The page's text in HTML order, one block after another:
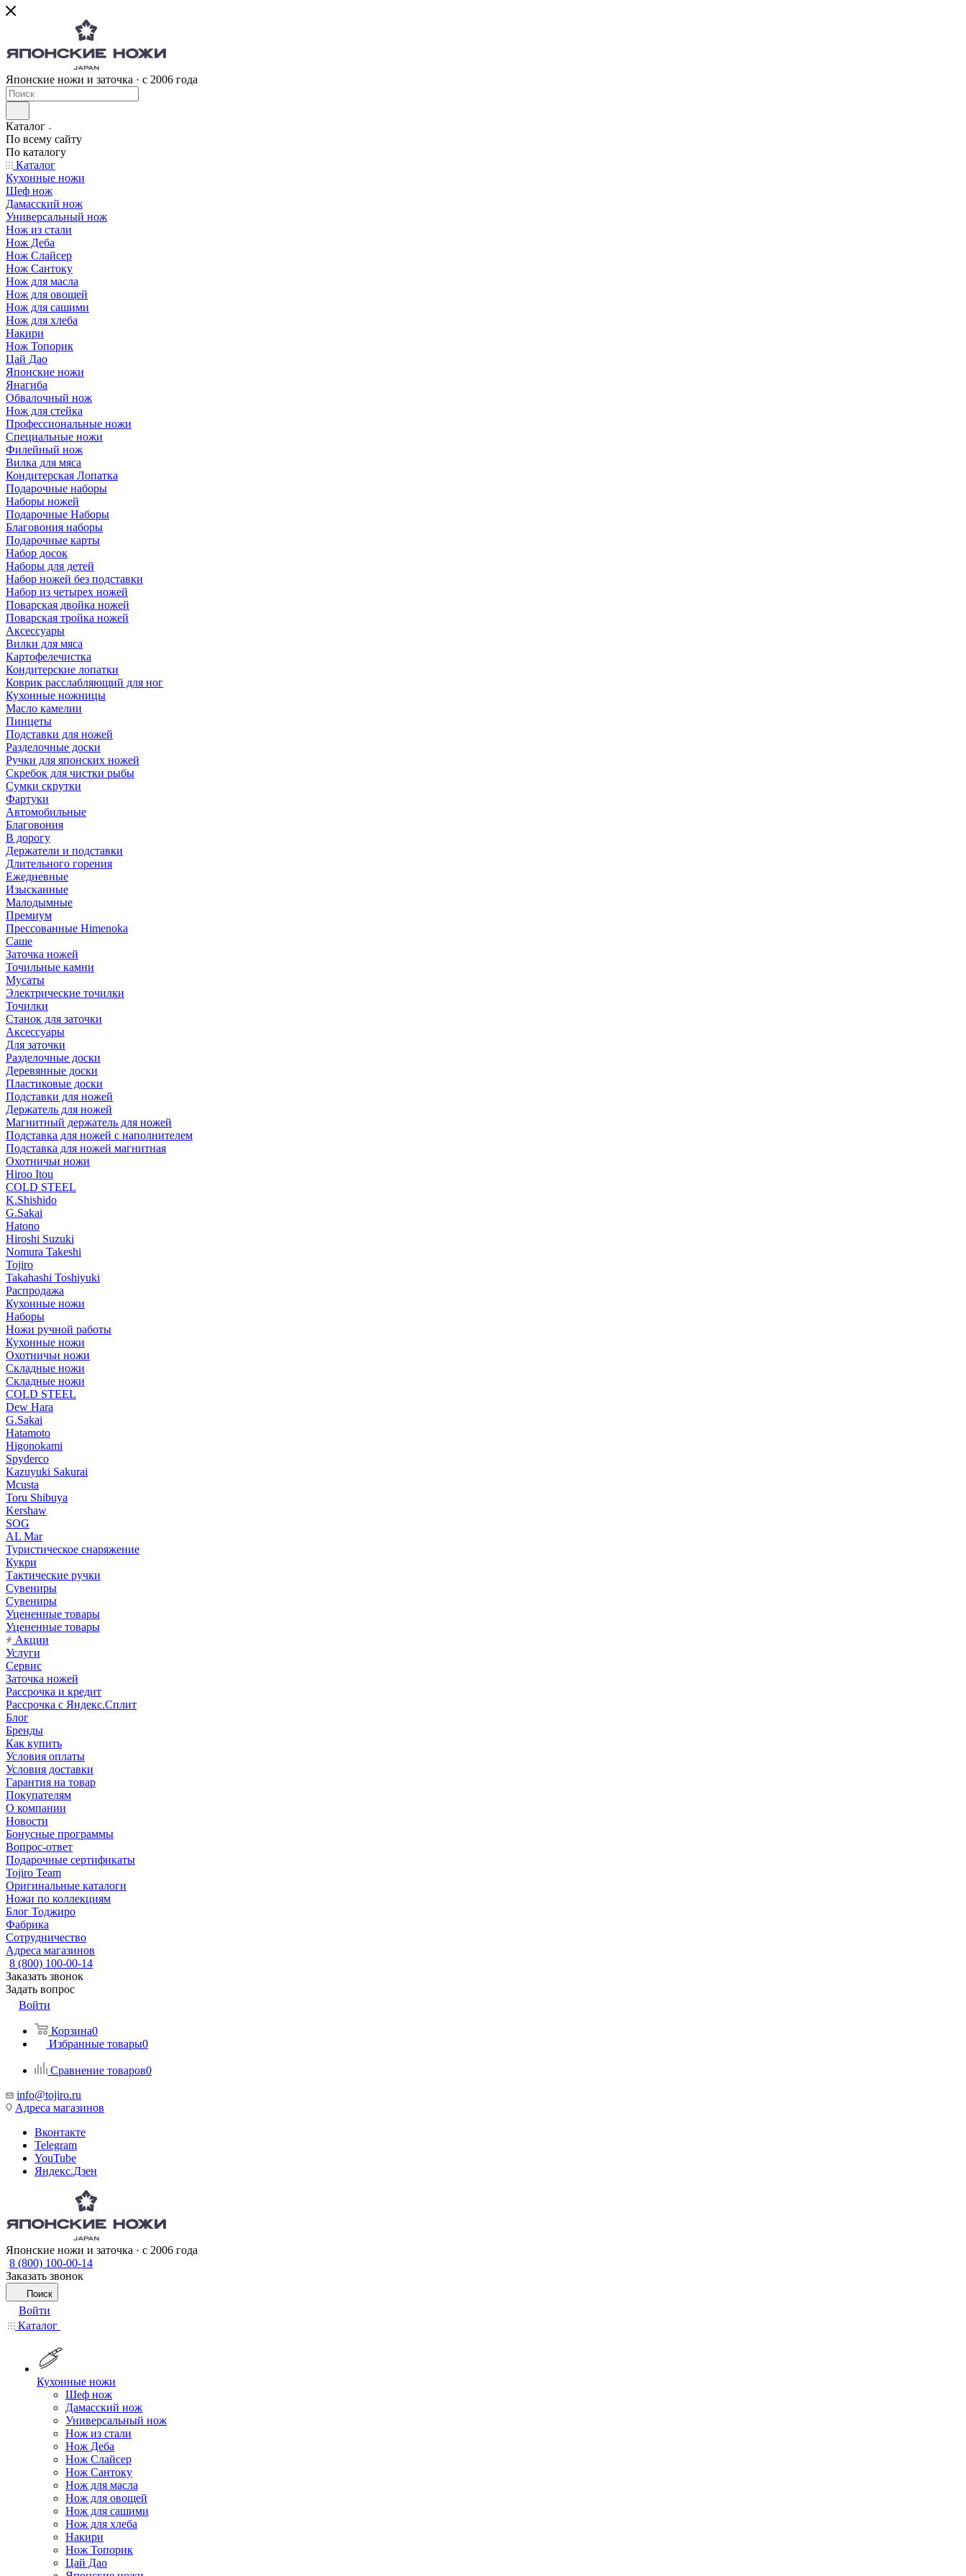
Японские ножи и заточка · с 2006 года
Каталог
По всему сайту
По каталогу
Каталог
Кухонные ножи
Шеф нож
Дамасский нож
Универсальный нож
Нож из стали
Нож Деба
Нож Слайсер
Нож Сантоку
Нож для масла
Нож для овощей
Нож для сашими
Нож для хлеба
Накири
Нож Топорик
Цай Дао
Японские ножи
Янагиба
Обвалочный нож
Нож для стейка
Профессиональные ножи
Специальные ножи
Филейный нож
Вилка для мяса
Кондитерская Лопатка
Подарочные наборы
Наборы ножей
Подарочные Наборы
Благовония наборы
Подарочные карты
Набор досок
Наборы для детей
Набор ножей без подставки
Набор из четырех ножей
Поварская двойка ножей
Поварская тройка ножей
Аксессуары
Вилки для мяса
Картофелечистка
Кондитерские лопатки
Коврик расслабляющий для ног
Кухонные ножницы
Масло камелии
Пинцеты
Подставки для ножей
Разделочные доски
Ручки для японских ножей
Скребок для чистки рыбы
Сумки скрутки
Фартуки
Автомобильные
Благовония
В дорогу
Держатели и подставки
Длительного горения
Ежедневные
Изысканные
Малодымные
Премиум
Прессованные Himenoka
Саше
Заточка ножей
Точильные камни
Мусаты
Электрические точилки
Точилки
Станок для заточки
Аксессуары
Для заточки
Разделочные доски
Деревянные доски
Пластиковые доски
Подставки для ножей
Держатель для ножей
Магнитный держатель для ножей
Подставка для ножей с наполнителем
Подставка для ножей магнитная
Охотничьи ножи
Hiroo Itou
COLD STEEL
K.Shishido
G.Sakai
Hatono
Hiroshi Suzuki
Nomura Takeshi
Tojiro
Takahashi Toshiyuki
Распродажа
Кухонные ножи
Наборы
Ножи ручной работы
Кухонные ножи
Охотничьи ножи
Складные ножи
Складные ножи
COLD STEEL
Dew Hara
G.Sakai
Hatamoto
Higonokami
Spyderco
Kazuyuki Sakurai
Mcusta
Toru Shibuya
Kershaw
SOG
AL Mar
Туристическое снаряжение
Кукри
Тактические ручки
Сувениры
Сувениры
Уцененные товары
Уцененные товары
Акции
Услуги
Сервис
Заточка ножей
Рассрочка и кредит
Рассрочка с Яндекс.Сплит
Блог
Бренды
Как купить
Условия оплаты
Условия доставки
Гарантия на товар
Покупателям
О компании
Новости
Бонусные программы
Вопрос-ответ
Подарочные сертификаты
Tojiro Team
Оригинальные каталоги
Ножи по коллекциям
Блог Тоджиро
Фабрика
Сотрудничество
Адреса магазинов
8 (800) 100-00-14
Заказать звонок
Задать вопрос
Войти
Корзина0
Избранные товары0
Сравнение товаров0
info@tojiro.ru
Адреса магазинов
Вконтакте
Telegram
YouTube
Яндекс.Дзен
Японские ножи и заточка · с 2006 года
8 (800) 100-00-14
Заказать звонок
Поиск
Войти
Каталог
Кухонные ножи
Шеф нож
Дамасский нож
Универсальный нож
Нож из стали
Нож Деба
Нож Слайсер
Нож Сантоку
Нож для масла
Нож для овощей
Нож для сашими
Нож для хлеба
Накири
Нож Топорик
Цай Дао